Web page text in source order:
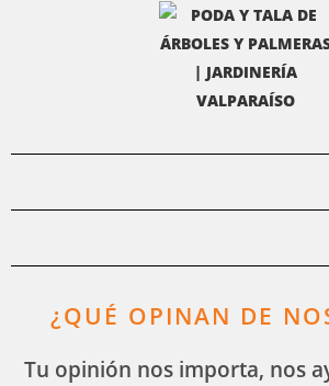
¿QUÉ OPINAN DE
Tu opinión nos importa, nos